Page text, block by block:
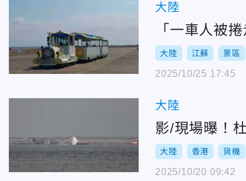
大陸
「一車人被
大陸 江蘇 景區
2025/10/25 17:45
大陸
影/現場曝！
大陸 香港 貨機
2025/10/20 09:42